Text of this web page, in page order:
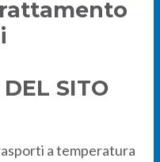
SITO
a temperatura